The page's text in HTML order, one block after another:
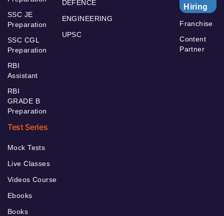
SSC JE
Preparation
SSC CGL
Preparation
RBI
Assistant
RBI
GRADE B
Preparation
DEFENCE
ENGINEERING
UPSC
Hiring
Franchise
Content
Partner
Test Series
Mock Tests
Live Classes
Videos Course
Ebooks
Books